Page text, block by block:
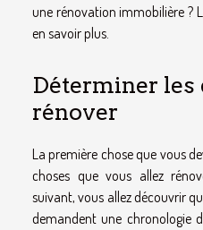
une rénovation immobilière ?
en savoir plus.
Déterminer les
rénover
La première chose que vous
choses que vous allez
suivant, vous allez découvrir
demandent une chronologie